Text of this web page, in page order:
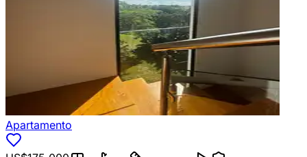
Apartamento